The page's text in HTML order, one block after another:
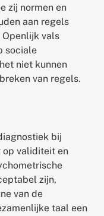
zij normen en
aan regels
vals
sociale
niet kunnen
van regels.
bij
op validiteit en
zijn,
van de
taal een